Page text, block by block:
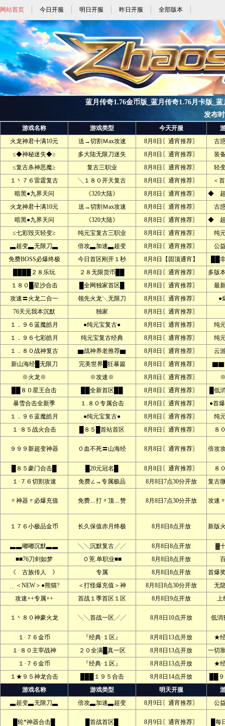
网站首页 今日开服 明日开服 昨日开服 全部版本
蓝月传奇1.76金币版_蓝月传奇1.76月卡版_
发布
游戏名称 游戏类型 今天开服
火龙神君╋满10元
送→切割Ｍax攻速 8月8日〖通宵推荐〗
古
≤◆神秘迷失◆≥
多大陆无限刀迷失 8月8日〖通宵推荐〗
装
≤复古杀神恶魔≥
复古三职业 8月8日〖通宵推荐〗
轻
１丶７６雷霆复古
╲１８０开天复古 8月8日〖通宵推荐〗
＜
暗黑●九界天问
《320大陆》 8月8日〖通宵推荐〗
◆ 超
火龙神君╋满10元
送→切割Ｍax攻速 8月8日〖通宵推荐〗
古
暗黑●九界天问
《320大陆》 8月8日〖通宵推荐〗
◆ 超
≤七彩毁灭轻变≥
纯元宝复古三职业 8月8日〖通宵推荐〗
纯
▃超变▃无限刀▃
倍攻▃加速▃超变 8月8日〖通宵推荐〗
公
免费BOSS必爆终极
今日首区刚开１秒 8月8日【固顶通宵】
██
████２８乐玩
２８无限货币██ 8月8日〖通宵推荐〗
多版
１８０█星沙合击
█全网独家首区█ 8月8日〖通宵推荐〗
最
攻速〓火龙二合一
领先火龙╲无限刀 8月8日〖通宵推荐〗
●
76天元我本沉默
独家
8月8日〖通宵推荐〗
１．９６蓝魔皓月
●纯元宝复古● 8月8日〖通宵推荐〗
纯
１．９６七彩皓月
纯元宝复古经典 8月8日〖通宵推荐〗
纯
１．８０战神复古
▆战神养老推荐▆ 8月8日〖通宵推荐〗
云
新山海经█无限刀
完美世界█狂暴篇 8月8日〖通宵推荐〗
※火龙※
※攻速※ 8月8日〖通宵推荐〗
██８０星王合击
██全新首区██ 8月8日〖通宵推荐〗
█低
暴雪合击全新季
１.８０专属合击 8月8日〖通宵推荐〗
●首
１．９６蓝魔皓月
●纯元宝复古● 8月8日〖通宵推荐〗
纯
１·８５战火合击
█８５█首站首区 8月8日〖通宵推荐〗 ８
９９９新超变神器 ０血不死〓山海经 8月8日〖通宵推荐〗 倍攻
█８５豪门合击█ █20元冠名█ 8月8日〖通宵推荐〗
８
１·７６切割攻速
免费∠→专属极品 8月8日7点30分开放 复古
〃神器〃必爆充值 免费﹏打〃顶﹏赞 8月8日7点30分开放 攻速
１７６小极品金币 长久保值赤月终极 8月8日8点开放 新版
▃▃嘟嘟沉默▃▃ ╲╲沉默复古╱╱ 8月8日8点开放
▓
■■76刀剑如梦
０茺.单职业■■ 8月8日8点开放
《 古族传人 》
专属 8月8日8点开放
首爆
﹍＜NEW＞●熊猫?
＜打怪爆充值＞神 8月8日8点30分开放
无
攻速++专属++
首战１季首区１区 8月8日9点开放 上
１丶８０神豪火龙 ╲╲首战一区╱╱ 8月8日10点开放 低
１·７６金币 『经典·１区』 8月8日13点开放
★
１·８０主宰战神
２０全满█真一区 8月8日13点开放
一切
１·７６金币
『经典·１区』 8月8日13点开放
★
１★９５神龙合击
███１９５合击 8月8日14点开放
██
游戏名称
游戏类型 明天开服
▃超变▃无限刀▃
倍攻▃加速▃超变 8月9日〖通宵推荐〗 公
█轮*神器合击█ █首战首区█ 8月9日〖通宵推荐〗 █每